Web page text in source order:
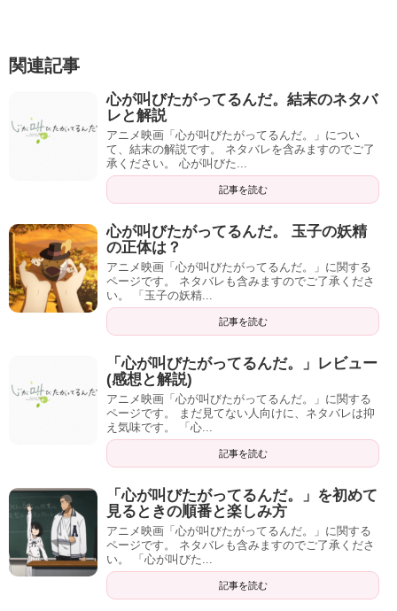
関連記事
心が叫びたがってるんだ。結末のネタバ
レと解説
アニメ映画「心が叫びたがってるんだ。」につい
て、結末の解説です。 ネタバレを含みますのでご了
承ください。 心が叫びた...
記事を読む
心が叫びたがってるんだ。 玉子の妖精
の正体は？
アニメ映画「心が叫びたがってるんだ。」に関する
ページです。 ネタバレも含みますのでご了承くださ
い。 「玉子の妖精...
記事を読む
「心が叫びたがってるんだ。」レビュー
(感想と解説)
アニメ映画「心が叫びたがってるんだ。」に関する
ページです。 まだ見てない人向けに、ネタバレは抑
え気味です。 「心...
記事を読む
「心が叫びたがってるんだ。」を初めて
見るときの順番と楽しみ方
アニメ映画「心が叫びたがってるんだ。」に関する
ページです。 ネタバレも含みますのでご了承くださ
い。 「心が叫びた...
記事を読む